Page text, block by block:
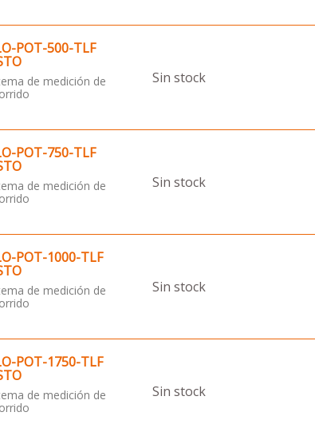
POT-500-TLF
de medición de
Sin stock
POT-750-TLF
de medición de
Sin stock
POT-1000-TLF
de medición de
Sin stock
POT-1750-TLF
de medición de
Sin stock